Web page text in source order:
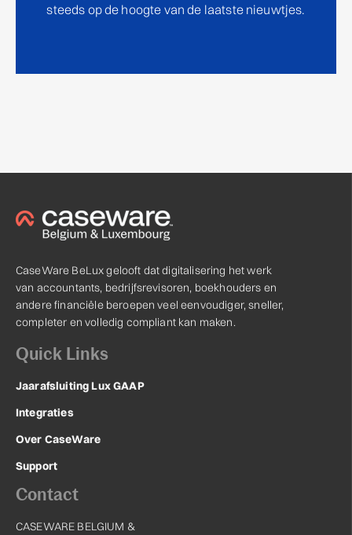
steeds op de hoogte van de laatste nieuwtjes.
CaseWare BeLux gelooft dat digitalisering het werk
van accountants, bedrijfsrevisoren, boekhouders en
andere financiële beroepen veel eenvoudiger, sneller,
completer en volledig compliant kan maken.
Quick Links
Jaarafsluiting Lux GAAP
Integraties
Over CaseWare
Support
Contact
CASEWARE BELGIUM &